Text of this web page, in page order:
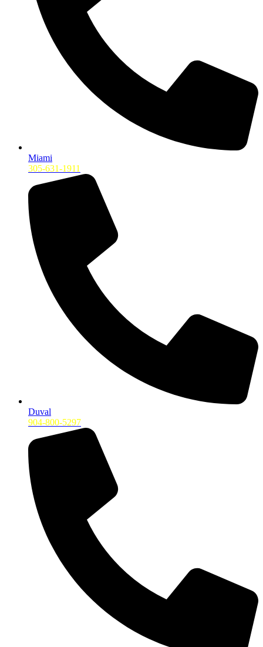
Miami
305-631-1911
Duval
904-800-5297